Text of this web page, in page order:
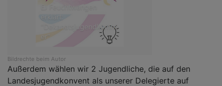
Bildrechte beim Autor
Außerdem wählen wir 2 Jugendliche, die auf den
Landesjugendkonvent als unserer Delegierte auf